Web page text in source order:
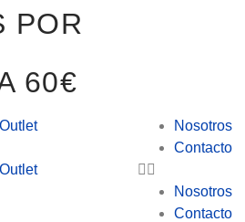
POR
60€
Outlet
Outlet
Nosotros
Contacto
Nosotros
Contacto